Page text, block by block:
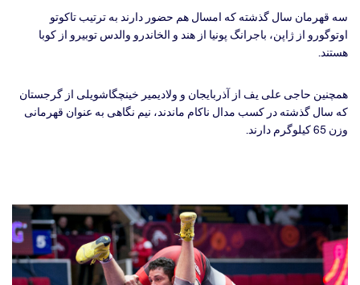
سه قهرمان سال گذشته که امسال هم حضور دارند به ترتیب تاکوتو
اوتوگورو از ژاپن، باجرانگ پونیا از هند و الخاندرو والدس توبیرو از کوبا
هستند.
همچنین حاجی علی یف از آذربایجان و ولادیمیر خینچگاشویلی از گرجستان
که سال گذشته در کسب مدال ناکام ماندند، نیم نگاهی به عنوان قهرمانی
وزن 65 کیلوگرم دارند.